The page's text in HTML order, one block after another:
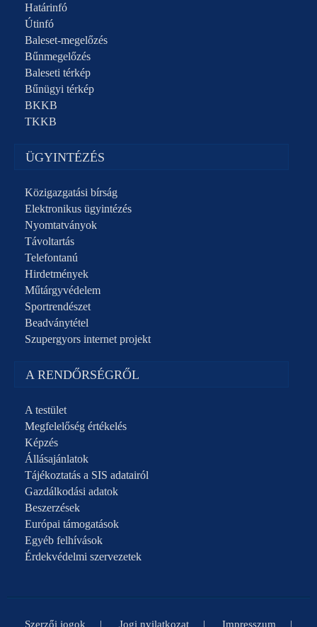
Határinfó
Útinfó
Baleset-megelőzés
Bűnmegelőzés
Baleseti térkép
Bűnügyi térkép
BKKB
TKKB
ÜGYINTÉZÉS
Közigazgatási bírság
Elektronikus ügyintézés
Nyomtatványok
Távoltartás
Telefontanú
Hirdetmények
Műtárgyvédelem
Sportrendészet
Beadványtétel
Szupergyors internet projekt
A RENDŐRSÉGRŐL
A testület
Megfelelőség értékelés
Képzés
Állásajánlatok
Tájékoztatás a SIS adatairól
Gazdálkodási adatok
Beszerzések
Európai támogatások
Egyéb felhívások
Érdekvédelmi szervezetek
Szerzői jogok Jogi nyilatkozat Impresszum